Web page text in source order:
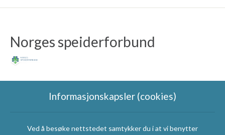
Norges speiderforbund
Informasjonskapsler (cookies)
Ved å besøke nettstedet samtykker du i at vi benytter